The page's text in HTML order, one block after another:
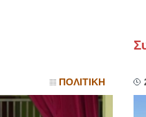
ΠΟΛΙΤΙΚΗ